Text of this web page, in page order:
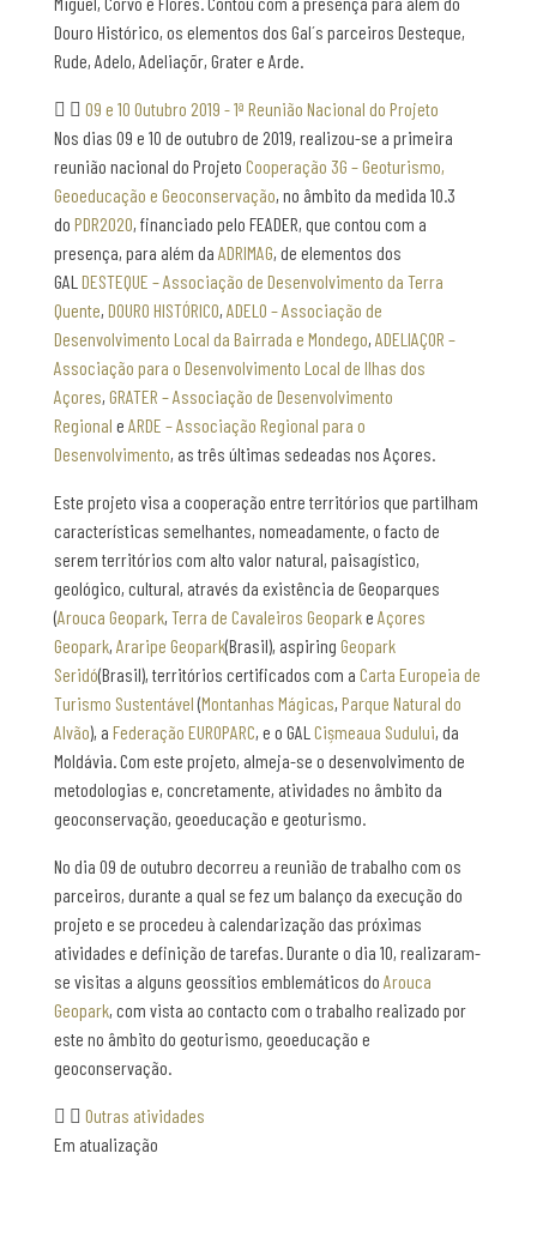
Douro Histórico, os elementos dos Gal´s parceiros Desteque,
Rude, Adelo, Adeliaçõr, Grater e Arde.
09 e 10 Outubro 2019 - 1ª Reunião Nacional do Projeto
Nos dias 09 e 10 de outubro de 2019, realizou-se a primeira
reunião nacional do Projeto Cooperação 3G – Geoturismo,
Geoeducação e Geoconservação, no âmbito da medida 10.3
do PDR2020, financiado pelo FEADER, que contou com a
presença, para além da ADRIMAG, de elementos dos
GAL DESTEQUE – Associação de Desenvolvimento da Terra
Quente, DOURO HISTÓRICO, ADELO – Associação de
Desenvolvimento Local da Bairrada e Mondego, ADELIAÇOR –
Associação para o Desenvolvimento Local de Ilhas dos
Açores, GRATER – Associação de Desenvolvimento
Regional e ARDE – Associação Regional para o
Desenvolvimento, as três últimas sedeadas nos Açores.
Este projeto visa a cooperação entre territórios que partilham
características semelhantes, nomeadamente, o facto de
serem territórios com alto valor natural, paisagístico,
geológico, cultural, através da existência de Geoparques
(Arouca Geopark, Terra de Cavaleiros Geoparke Açores
Geopark, Araripe Geopark(Brasil), aspiring Geopark
Seridó(Brasil), territórios certificados com a Carta Europeia de
Turismo Sustentável(Montanhas Mágicas, Parque Natural do
Alvão), a Federação EUROPARC, e o GAL Cișmeaua Sudului, da
Moldávia. Com este projeto, almeja-se o desenvolvimento de
metodologias e, concretamente, atividades no âmbito da
geoconservação, geoeducação e geoturismo.
No dia 09 de outubro decorreu a reunião de trabalho com os
parceiros, durante a qual se fez um balanço da execução do
projeto e se procedeu à calendarização das próximas
atividades e definição de tarefas. Durante o dia 10, realizaram-
se visitas a alguns geossítios emblemáticos do Arouca
Geopark, com vista ao contacto com o trabalho realizado por
este no âmbito do geoturismo, geoeducação e
geoconservação.
Outras atividades
Em atualização